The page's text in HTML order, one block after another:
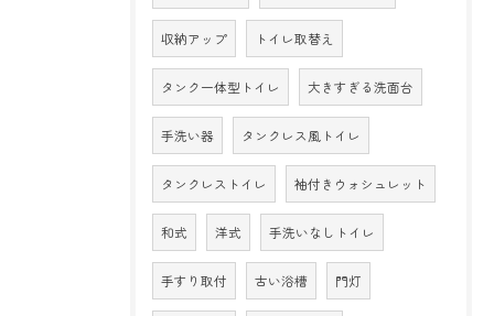
収納アップ トイレ取替え
タンク一体型トイレ 大きすぎる洗面台
手洗い器 タンクレス風トイレ
タンクレストイレ 袖付きウォシュレット
和式 洋式 手洗いなしトイレ
手すり取付 古い浴槽 門灯